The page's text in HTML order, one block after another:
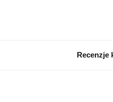
Recenzje